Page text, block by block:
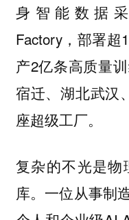
身智能数据
Factory，部署超
产2亿条高质量
宿迁、湖北武汉
座超级工厂。
复杂的不光是
库。一位从事制